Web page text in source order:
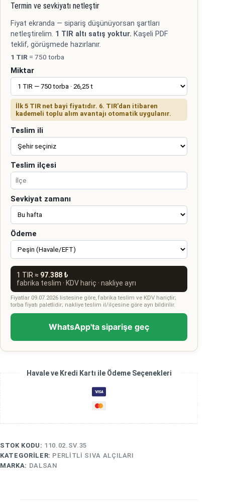
Termin ve sevkiyatı netleştir
Fiyat ekranda — sipariş düşünüyorsan şartları
netleştirelim. 1 TIR altı satış yoktur. Kaşeli PDF
teklif, görüşmede hazırlanır.
1 TIR = 750 torba
Miktar
İlk 5 TIR net bayi fiyatıdır. 6. TIR'dan itibaren
kademeli toplu alım avantajı otomatik uygulanır.
Teslim ili
Teslim ilçesi
Sevkiyat zamanı
Ödeme
1 TIR ≈ 97.388 ₺
fabrika teslim · KDV hariç · nakliye ayrı
Fiyatlar 09.07.2026 listesine göre, fabrika teslim ve KDV hariçtir;
torba fiyatı paletlidir; nakliye teslim il/ilçesine göre ayrı bildirilir.
WhatsApp'ta siparişe geç
Havale ve Kredi Kartı ile Ödeme Seçenekleri
STOK KODU: 110.02.SV.35
KATEGORILER: PERLITLI SIVA ALÇILARI
MARKA: DALSAN